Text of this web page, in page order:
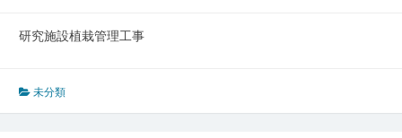
研究施設植栽管理工事
未分類